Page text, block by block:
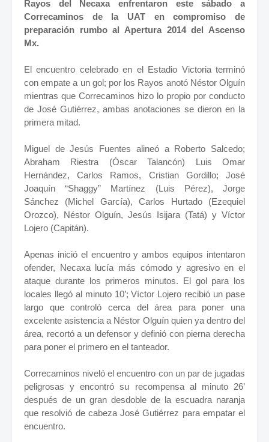
Rayos del Necaxa enfrentaron este sábado a
Correcaminos de la UAT en compromiso de
preparación rumbo al Apertura 2014 del Ascenso
Mx.
El encuentro celebrado en el Estadio Victoria terminó
con empate a un gol; por los Rayos anotó Néstor Olguín
mientras que Correcaminos hizo lo propio por conducto
de José Gutiérrez, ambas anotaciones se dieron en la
primera mitad.
Miguel de Jesús Fuentes alineó a Roberto Salcedo;
Abraham Riestra (Óscar Talancón) Luis Omar
Hernández, Carlos Ramos, Cristian Gordillo; José
Joaquín “Shaggy” Martínez (Luis Pérez), Jorge
Sánchez (Michel García), Carlos Hurtado (Ezequiel
Orozco), Néstor Olguín, Jesús Isijara (Tatá) y Víctor
Lojero (Capitán).
Apenas inició el encuentro y ambos equipos intentaron
ofender, Necaxa lucía más cómodo y agresivo en el
ataque durante los primeros minutos. El gol para los
locales llegó al minuto 10’; Víctor Lojero recibió un pase
largo que controló cerca del área para poner una
excelente asistencia a Néstor Olguín quien ya dentro del
área, recortó a un defensor y definió con pierna derecha
para poner el primero en el tanteador.
Correcaminos niveló el encuentro con un par de jugadas
peligrosas y encontró su recompensa al minuto 26’
después de un gran desdoble de la escuadra naranja
que resolvió de cabeza José Gutiérrez para empatar el
encuentro.